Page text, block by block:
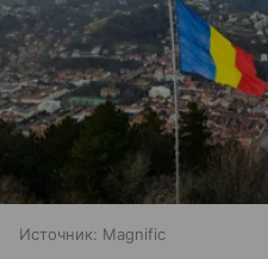
Источник: Magnific